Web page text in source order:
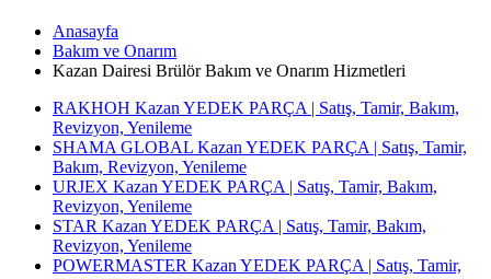
Anasayfa
Bakım ve Onarım
Kazan Dairesi Brülör Bakım ve Onarım Hizmetleri
RAKHOH Kazan YEDEK PARÇA | Satış, Tamir, Bakım,
Revizyon, Yenileme
SHAMA GLOBAL Kazan YEDEK PARÇA | Satış, Tamir,
Bakım, Revizyon, Yenileme
URJEX Kazan YEDEK PARÇA | Satış, Tamir, Bakım,
Revizyon, Yenileme
STAR Kazan YEDEK PARÇA | Satış, Tamir, Bakım,
Revizyon, Yenileme
POWERMASTER Kazan YEDEK PARÇA | Satış, Tamir,